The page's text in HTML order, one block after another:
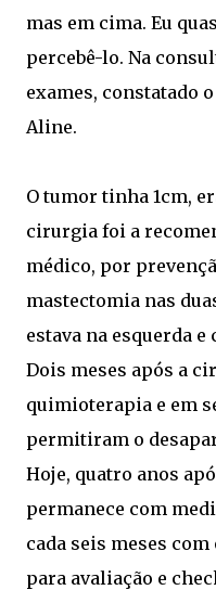
mas em cima. Eu
percebê-lo. Na
exames, constatado
Aline.
O tumor tinha 1cm,
cirurgia foi a
médico, por
mastectomia nas
estava na esquerda
Dois meses após a
quimioterapia e em
permitiram o
Hoje, quatro anos
permanece com
cada seis meses
para avaliação e